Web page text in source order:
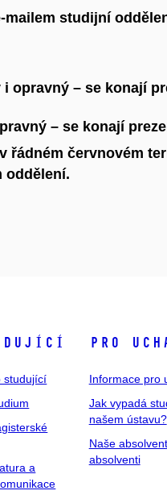
mailem studijní
i opravný – se konají
– se konají
řádném červnovém
oddělení.
studující
a
Pro
Informace pro
Jak vypadá
našem ústavu?
Naše
absolventi